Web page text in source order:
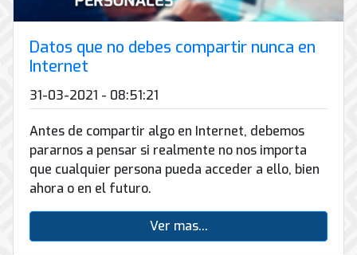
Datos que no debes compartir nunca en
Internet
31-03-2021 - 08:51:21
Antes de compartir algo en Internet, debemos
pararnos a pensar si realmente no nos importa
que cualquier persona pueda acceder a ello, bien
ahora o en el futuro.
Ver mas...